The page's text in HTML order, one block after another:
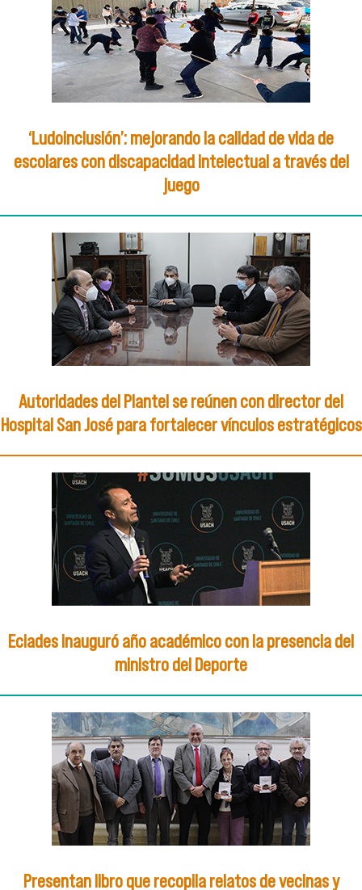
‘Ludoinclusión’: mejorando la calidad de vida de
escolares con discapacidad intelectual a través del
juego
Autoridades del Plantel se reúnen con director del
Hospital San José para fortalecer vínculos estratégicos
Eciades inauguró año académico con la presencia del
ministro del Deporte
Presentan libro que recopila relatos de vecinas y